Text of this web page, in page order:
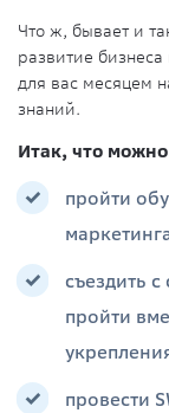
Что ж, бывает и
развитие
для вас месяцем
знаний.
Итак, что
пройти
съездить
пройти
провести